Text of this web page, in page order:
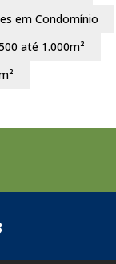
em Condomínio
até 1.000m²